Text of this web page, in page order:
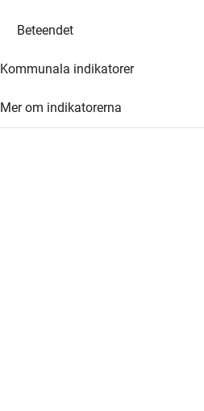
Beteendet
Kommunala indikatorer
Mer om indikatorerna